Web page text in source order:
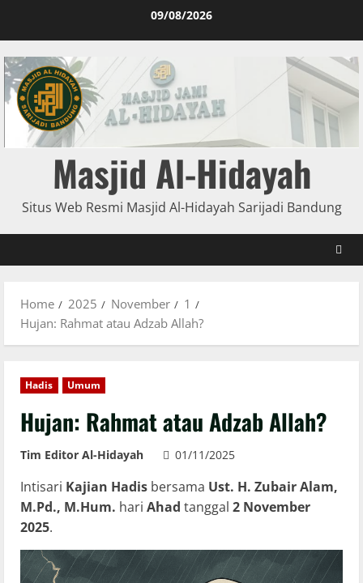
09/08/2026
Masjid Al-Hidayah
Situs Web Resmi Masjid Al-Hidayah Sarijadi Bandung
Home 2025 November
1
Hujan: Rahmat atau Adzab Allah?
Hadis Umum
Hujan: Rahmat atau Adzab Allah?
Tim Editor Al-Hidayah 01/11/2025
Intisari Kajian Hadis bersama Ust. H. Zubair Alam,
M.Pd., M.Hum. hari Ahad tanggal 2 November
2025.